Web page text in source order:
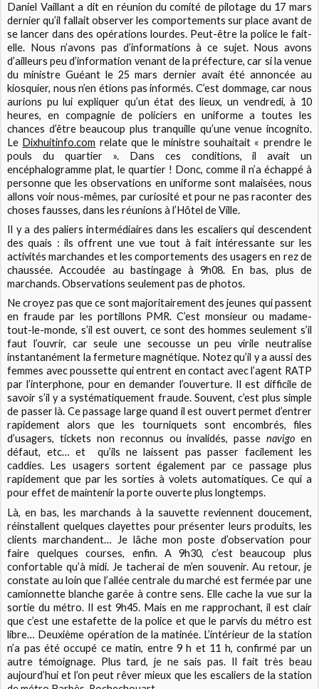
Daniel Vaillant a dit en réunion du comité de pilotage du 17 mars
dernier qu’il fallait observer les comportements sur place avant de
se lancer dans des opérations lourdes. Peut-être la police le fait-
elle. Nous n’avons pas d’informations à ce sujet. Nous avons
d’ailleurs peu d’information venant de la préfecture, car si la venue
du ministre Guéant le 25 mars dernier avait été annoncée au
kiosquier, nous n’en étions pas informés. C’est dommage, car nous
aurions pu lui expliquer qu’un état des lieux, un vendredi, à 10
heures, en compagnie de policiers en uniforme a toutes les
chances d’être beaucoup plus tranquille qu’une venue incognito.
Le Dixhuitinfo.com relate que le ministre souhaitait « prendre le
pouls du quartier ». Dans ces conditions, il avait un
encéphalogramme plat, le quartier ! Donc, comme il n’a échappé à
personne que les observations en uniforme sont malaisées, nous
allons voir nous-mêmes, par curiosité et pour ne pas raconter des
choses fausses, dans les réunions à l’Hôtel de Ville.
Il y a des paliers intermédiaires dans les escaliers qui descendent
des quais : ils offrent une vue tout à fait intéressante sur les
activités marchandes et les comportements des usagers en rez de
chaussée. Accoudée au bastingage à 9h08. En bas, plus de
marchands. Observations seulement pas de photos.
Ne croyez pas que ce sont majoritairement des jeunes qui passent
en fraude par les portillons PMR. C’est monsieur ou madame-
tout-le-monde, s’il est ouvert, ce sont des hommes seulement s’il
faut l’ouvrir, car seule une secousse un peu virile neutralise
instantanément la fermeture magnétique. Notez qu’il y a aussi des
femmes avec poussette qui entrent en contact avec l’agent RATP
par l’interphone, pour en demander l’ouverture. Il est difficile de
savoir s’il y a systématiquement fraude. Souvent, c’est plus simple
de passer là. Ce passage large quand il est ouvert permet d’entrer
rapidement alors que les tourniquets sont encombrés, files
d’usagers, tickets non reconnus ou invalidés, passenavigo en
défaut, etc… et
qu’ils ne laissent pas passer facilement les
caddies. Les usagers sortent également par ce passage plus
rapidement que par les sorties à volets automatiques. Ce qui a
pour effet de maintenir la porte ouverte plus longtemps.
Là, en bas, les marchands à la sauvette reviennent doucement,
réinstallent quelques clayettes pour présenter leurs produits, les
clients marchandent… Je lâche mon poste d’observation pour
faire quelques courses, enfin. A 9h30, c’est beaucoup plus
confortable qu’à midi. Je tacherai de m’en souvenir. Au retour, je
constate au loin que l’allée centrale du marché est fermée par une
camionnette blanche garée à contre sens. Elle cache la vue sur la
sortie du métro. Il est 9h45. Mais en me rapprochant, il est clair
que c’est une estafette de la police et que le parvis du métro est
libre… Deuxième opération de la matinée. L’intérieur de la station
n’a pas été occupé ce matin, entre 9 h et 11 h, confirmé par un
autre témoignage. Plus tard, je ne sais pas. Il fait très beau
aujourd’hui et l’on peut rêver mieux que les escaliers de la station